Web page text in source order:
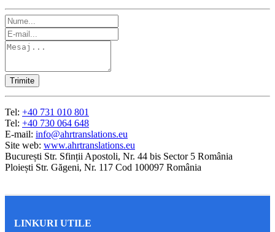
Tel: +40 731 010 801
Tel: +40 730 064 648
E-mail: info@ahrtranslations.eu
Site web: www.ahrtranslations.eu
București Str. Sfinții Apostoli, Nr. 44 bis Sector 5 România
Ploiești Str. Găgeni, Nr. 117 Cod 100097 România
LINKURI UTILE